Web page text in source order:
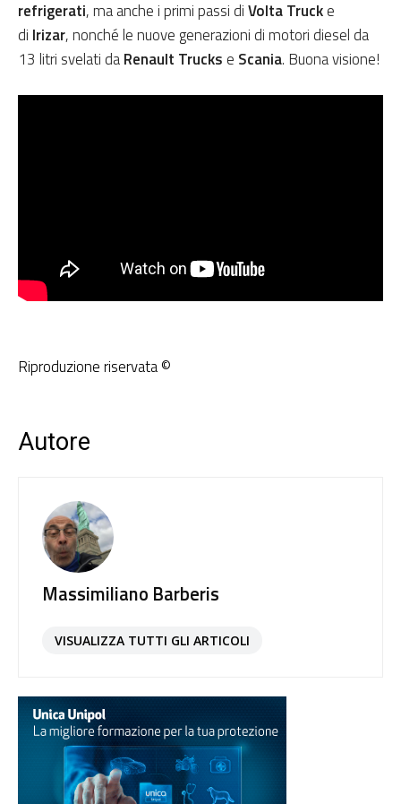
refrigerati, ma anche i primi passi diVolta Trucke
di Irizar, nonché le nuove generazioni di motori diesel da
13 litri svelati daRenault Trucks e Scania. Buona visione!
Riproduzione riservata ©
Autore
Massimiliano Barberis
VISUALIZZA TUTTI GLI ARTICOLI